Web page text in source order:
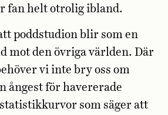
fan helt otrolig ibland.
poddstudion blir som en
mot den övriga världen. Där
vi inte bry oss om
ångest för havererade
som säger att